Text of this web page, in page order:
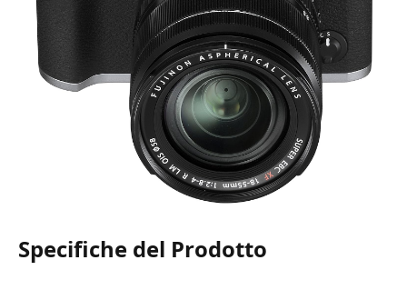
Specifiche del Prodotto